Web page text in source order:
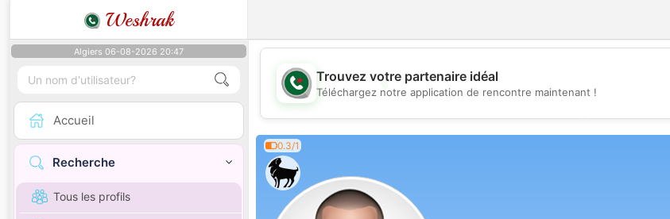
Weshrak
Algiers 06-08-2026 20:47
Accueil
Recherche
Tous les profils
💖
💕
Trouvez votre partenaire idéal
Téléchargez notre application de rencontre maintenant !
0.3/1